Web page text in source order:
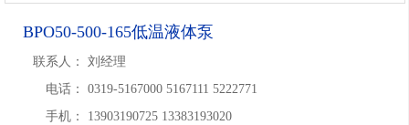
BPO50-500-165低温液体泵
联系人：
刘经理
电话：
0319-5167000 5167111 5222771
手机：
13903190725 13383193020